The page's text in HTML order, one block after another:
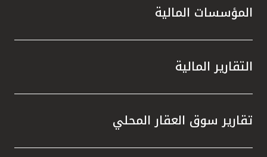
المؤسسات المالية
التقارير المالية
تقارير سوق العقار المحلي